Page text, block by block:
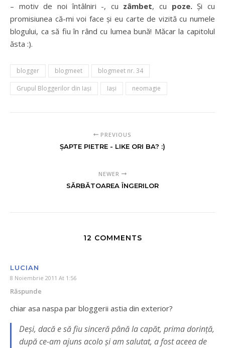
– motiv de noi întâlniri -, cu zâmbet, cu poze.Şi cu
promisiunea că-mi voi face şi eu carte de vizită cu numele
blogului, ca să fiu în rând cu lumea bună! Măcar la capitolul
ăsta :).
blogger blogmeet blogmeet nr. 34
Grupul Bloggerilor din Iaşi Iaşi neomagie
PREVIOUS
ŞAPTE PIETRE - LIKE ORI BA? :)
NEWER
SĂRBĂTOAREA ÎNGERILOR
12 COMMENTS
LUCIAN
8 Noiembrie 2011 At 1:56
Răspunde
chiar asa naspa par bloggerii astia din exterior?
Deşi, dacă e să fiu sinceră până la capăt, prima dorinţă,
după ce-am ajuns acolo şi am salutat, a fost aceea de